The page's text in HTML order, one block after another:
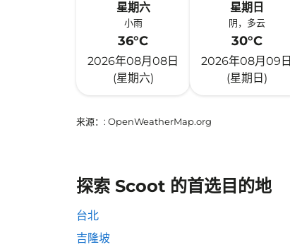
星期六
小雨
36°C
2026年08月08日
(星期六)
星期日
阴，多云
30°C
2026年08月09日
(星期日)
来源： : OpenWeatherMap.org
探索 Scoot 的首选目的地
台北
吉隆坡